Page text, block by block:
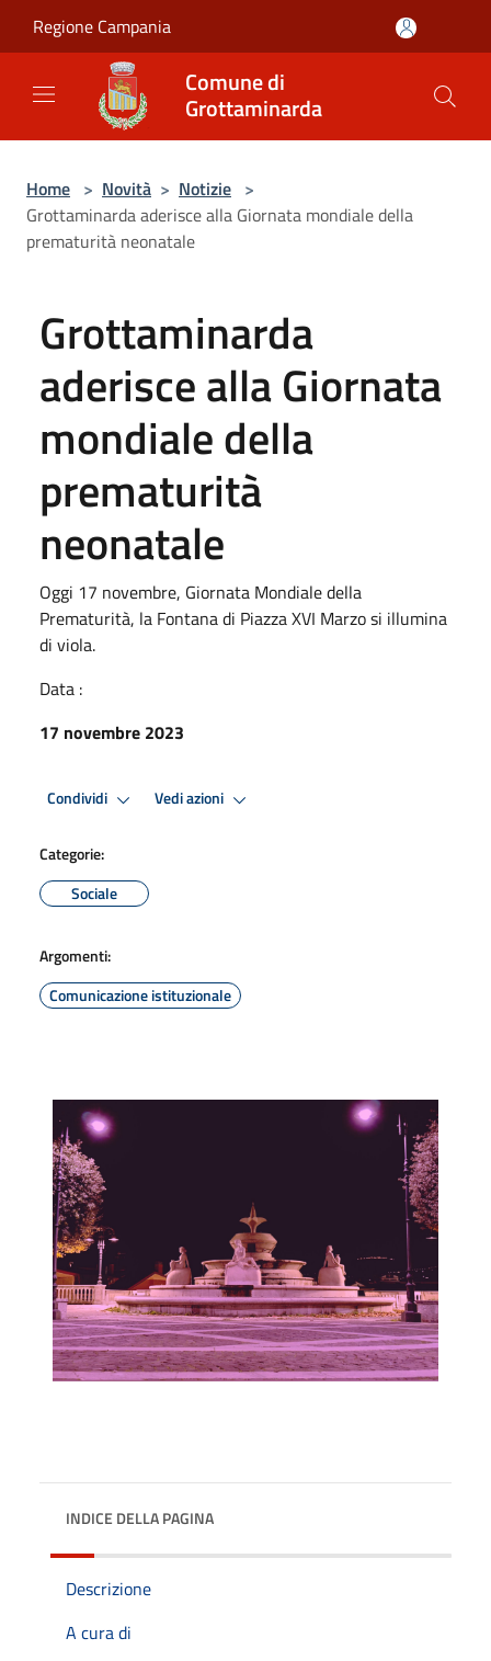
Regione Campania
Comune di
Grottaminarda
Home > Novità > Notizie >
Grottaminarda aderisce alla Giornata mondiale della
prematurità neonatale
Grottaminarda
aderisce alla Giornata
mondiale della
prematurità
neonatale
Oggi 17 novembre, Giornata Mondiale della
Prematurità, la Fontana di Piazza XVI Marzo si illumina
di viola.
Data :
17 novembre 2023
Condividi Vedi azioni
Categorie:
Sociale
Argomenti:
Comunicazione istituzionale
INDICE DELLA PAGINA
Descrizione
A cura di